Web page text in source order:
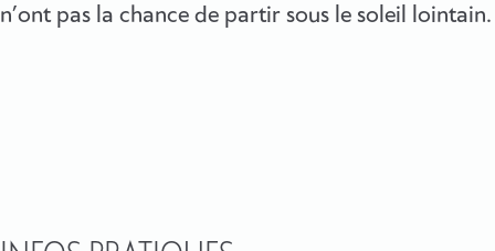
n’ont pas la chance de partir sous le soleil lointain.